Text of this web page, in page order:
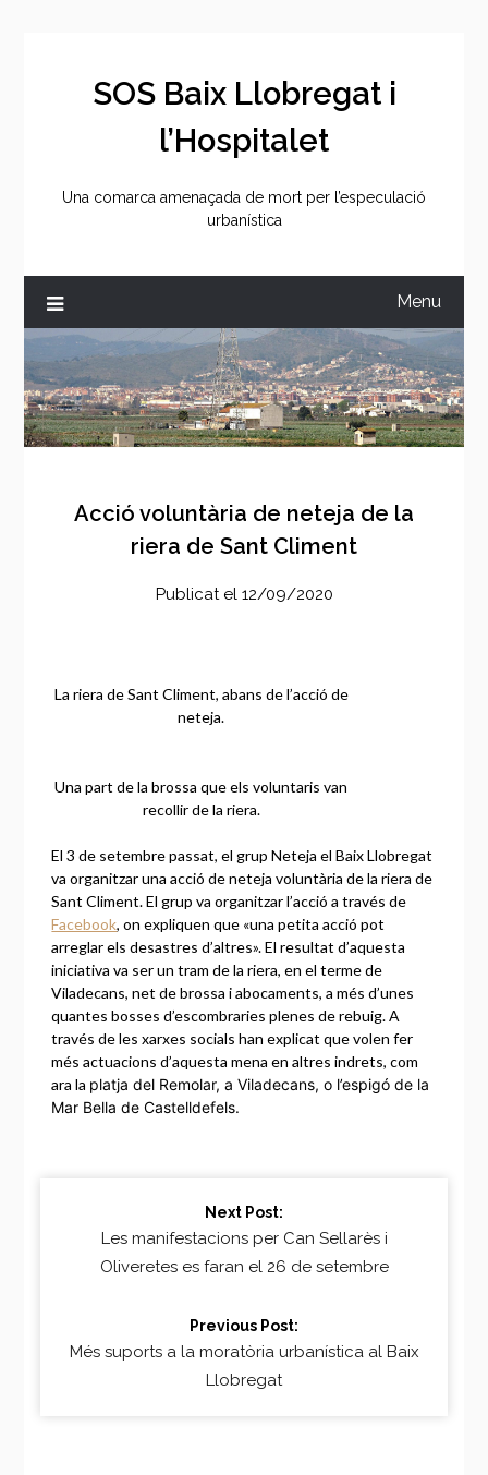
SOS Baix Llobregat i
l’Hospitalet
Una comarca amenaçada de mort per l’especulació
urbanística
Menu
Acció voluntària de neteja de la
riera de Sant Climent
Publicat el 12/09/2020
La riera de Sant Climent, abans de l’acció de
neteja.
Una part de la brossa que els voluntaris van
recollir de la riera.
El 3 de setembre passat, el grup Neteja el Baix Llobregat
va organitzar una acció de neteja voluntària de la riera de
Sant Climent. El grup va organitzar l’acció a través de
Facebook, on expliquen que «una petita acció pot
arreglar els desastres d’altres». El resultat d’aquesta
iniciativa va ser un tram de la riera, en el terme de
Viladecans, net de brossa i abocaments, a més d’unes
quantes bosses d’escombraries plenes de rebuig. A
través de les xarxes socials han explicat que volen fer
més actuacions d’aquesta mena en altres indrets, com
ara la platja del Remolar, a Viladecans, o l’espigó de la
Mar Bella de Castelldefels.
Reading
Next Post:
Les manifestacions per Can Sellarès i
Oliveretes es faran el 26 de setembre
Previous Post:
Més suports a la moratòria urbanística al Baix
Llobregat